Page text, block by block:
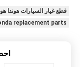
قطع غيار السيارات هوندا
replacement parts